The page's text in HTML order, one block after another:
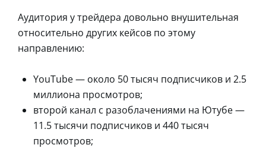
Аудитория у трейдера довольно внушительная
относительно других кейсов по этому
направлению:
YouTube — около 50 тысяч подписчиков и 2.5
миллиона просмотров;
второй канал с разоблачениями на Ютубе —
11.5 тысячи подписчиков и 440 тысяч
просмотров;